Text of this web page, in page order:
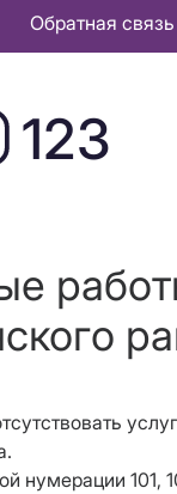
Обратная связь
123
101,